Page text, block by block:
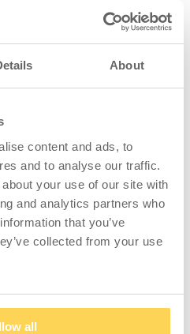
About
content and ads, to
and to analyse our traffic.
your use of our site with
and analytics partners who
that you’ve
collected from your use
all
arbetet vid
arbetsbord